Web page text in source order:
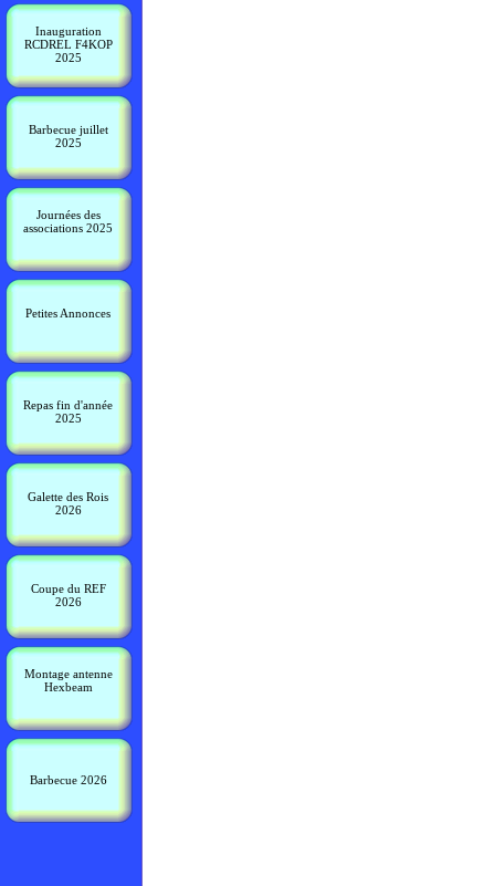
Inauguration
RCDREL F4KOP
2025
Barbecue juillet
2025
Journées des
associations 2025
Petites Annonces
Repas fin d'année
2025
Galette des Rois
2026
Coupe du REF
2026
Montage antenne
Hexbeam
Barbecue 2026